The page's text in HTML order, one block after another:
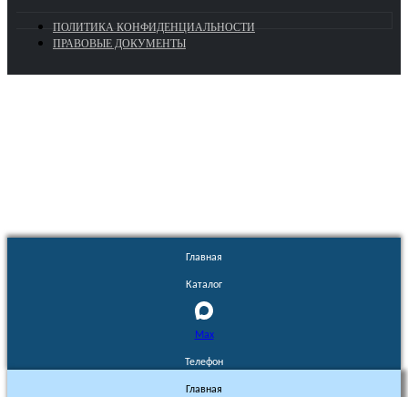
ПОЛИТИКА КОНФИДЕНЦИАЛЬНОСТИ
ПРАВОВЫЕ ДОКУМЕНТЫ
Главная
Каталог
Max
Телефон
Главная